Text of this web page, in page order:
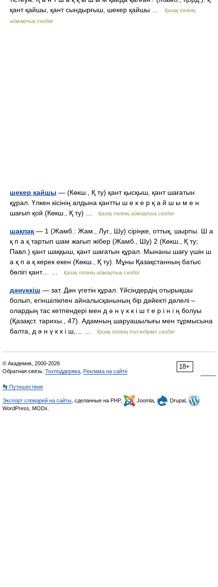
қант қайшы, қант сындырғыш, шекер қайшы …
Қазақ тілінің
аймақтық сөздігі
шекер қайшы — (Көкш., Қ ту) қант қысқыш, қант шағатын
құрал. Үлкен кісінің алдына қантты ш е к е р қ а й ш ы м е н
шағып қой (Көкш., Қ ту) …
Қазақ тілінің аймақтық сөздігі
шақпақ — 1 (Жамб.: Жам., Луг., Шу) сіріңке, оттық, шырпы. Ш а
қ п а қ тартып шам жағып жібер (Жамб., Шу) 2 (Көкш., Қ ту;
Павл.) қант шаққыш, қант шағатын құрал. Мынаны шағу үшін ш
а қ п а қ керек екен (Көкш., Қ ту). Мұны Қазақстанның батыс
бөлігі қант… …
Қазақ тілінің аймақтық сөздігі
дәнүккіш — зат. Дән үгетін құрал. Үйсіндердің отырықшы
болып, егіншілікпен айналысқанының бір дәйекті дәлелі –
олардың тас кетпендері мен д ә н ү к к і ш т е р і н і ң болуы
(Қазақст. тарихы., 47). Адамның шаруашылығы мен тұрмысына
балта, д ә н ү к к і ш,… …
Қазақ тілінің түсіндірме сөздігі
18+
© Академик, 2000-2026
Обратная связь: Техподдержка Реклама на сайте
👣 Путешествия
Экспорт словарей на сайты , сделанные на PHP, Joomla,
Drupal,
WordPress, MODx.